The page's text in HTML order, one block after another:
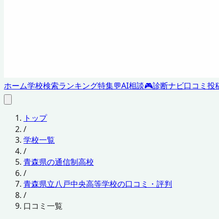
ホーム学校検索ランキング特集💬AI相談🎮診断ナビ口コミ投
トップ
/
学校一覧
/
青森県の通信制高校
/
青森県立八戸中央高等学校の口コミ・評判
/
口コミ一覧